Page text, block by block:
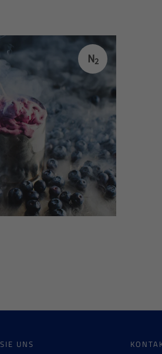
N2
UNS